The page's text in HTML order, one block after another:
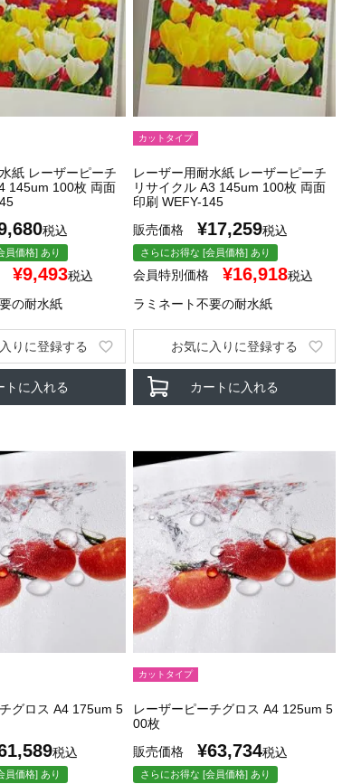
紙 レーザーピーチ
145um 100枚 両面
税込
員価格] あり
¥9,493税込
の耐水紙
トに入れる
りに登録する
カットタイプ
レーザー用耐水紙 レーザーピーチ
リサイクル A3 145um 100枚 両面
印刷 WEFY-145
販売価格
¥17,259税込
さらにお得な [会員価格] あり
会員特別価格 ¥16,918税込
ラミネート不要の耐水紙
カートに入れる
お気に入りに登録する
グロス A4 175um 5
税込
員価格] あり
カットタイプ
レーザーピーチグロス A4 125um 5
00枚
販売価格
¥63,734税込
さらにお得な [会員価格] あり